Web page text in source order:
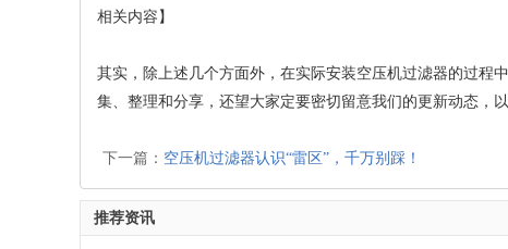
相关内容】
其实，除上述几个方面外，在实际安装空压机过滤器的过程
集、整理和分享，还望大家定要密切留意我们的更新动态，
下一篇： 空压机过滤器认识“雷区”，千万别踩！
推荐资讯